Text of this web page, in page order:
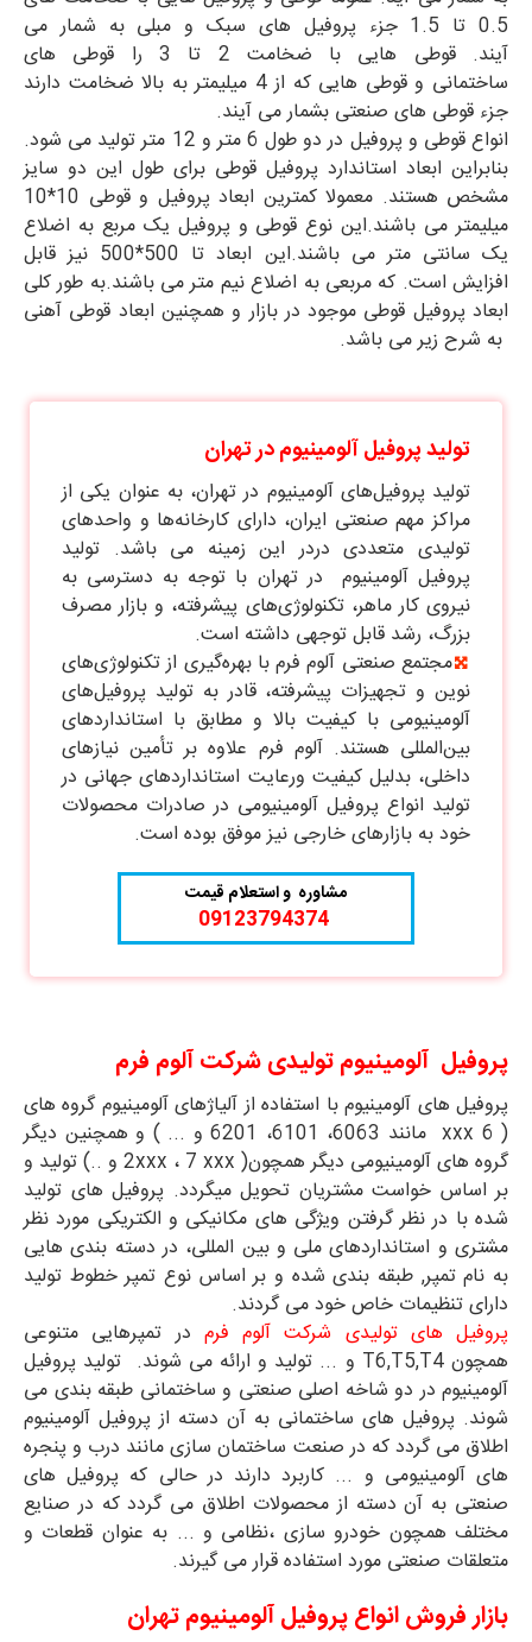
0.5 تا 1.5 جزء پروفیل های سبک و مبلی به شمار می
آیند. قوطی هایی با ضخامت 2 تا 3 را قوطی های
ساختمانی و قوطی هایی که از 4 میلیمتر به بالا ضخامت دارند
جزء قوطی های صنعتی بشمار می آیند.
انواع قوطی و پروفیل در دو طول 6 متر و 12 متر تولید می شود.
بنابراین ابعاد استاندارد پروفیل قوطی برای طول این دو سایز
مشخص هستند. معمولا کمترین ابعاد پروفیل و قوطی 10*10
میلیمتر می باشند.این نوع قوطی و پروفیل یک مربع به اضلاع
یک سانتی متر می باشند.این ابعاد تا 500*500 نیز قابل
افزایش است. که مربعی به اضلاع نیم متر می باشند.به طور کلی
ابعاد پروفیل قوطی موجود در بازار و همچنین ابعاد قوطی آهنی
به شرح زیر می باشد.
تولید پروفیل آلومینیوم در تهران
تولید پروفیل‌های آلومینیوم در تهران، به عنوان یکی از
مراکز مهم صنعتی ایران، دارای کارخانه‌ها و واحدهای
تولیدی متعددی دردر این زمینه می باشد. تولید
پروفیل آلومینیوم در تهران با توجه به دسترسی به
نیروی کار ماهر، تکنولوژی‌های پیشرفته، و بازار مصرف
بزرگ، رشد قابل توجهی داشته است.
مجتمع صنعتی آلوم فرم با بهره‌گیری از تکنولوژی‌های
نوین و تجهیزات پیشرفته، قادر به تولید پروفیل‌های
آلومینیومی با کیفیت بالا و مطابق با استانداردهای
بین‌المللی هستند. آلوم فرم علاوه بر تأمین نیازهای
داخلی، بدلیل کیفیت ورعایت استانداردهای جهانی در
تولید انواع پروفیل آلومینیومی در صادرات محصولات
خود به بازارهای خارجی نیز موفق بوده است.
مشاوره و استعلام قیمت
09123794374
پروفیل آلومینیوم تولیدی شرکت آلوم فرم
پروفیل های آلومینیوم با استفاده از آلیاژهای آلومینیوم گروه های
( 6 xxx مانند 6063، 6101، 6201 و ... ) و همچنین دیگر
گروه های آلومینیومی دیگر همچون( 2xxx ، 7 xxx و ..) تولید و
بر اساس خواست مشتریان تحویل میگردد. پروفیل های تولید
شده با در نظر گرفتن ویژگی های مکانیکی و الکتریکی مورد نظر
مشتری و استانداردهای ملی و بین المللی، در دسته بندی هایی
به نام تمپر, طبقه بندی شده و بر اساس نوع تمپر خطوط تولید
دارای تنظیمات خاص خود می گردند.
پروفیل های تولیدی شرکت آلوم فرم در تمپرهایی متنوعی
همچون T6,T5,T4 و ... تولید و ارائه می شوند. تولید پروفیل‌
آلومینیوم در دو شاخه اصلی صنعتی و ساختمانی طبقه بندی می
شوند. پروفیل های ساختمانی به آن دسته از پروفيل‌ آلومينيوم
اطلاق می گردد که در صنعت ساختمان سازی مانند درب و پنجره
های آلومینیومی و ... کاربرد دارند در حالی که پروفیل های
صنعتی به آن دسته از محصولات اطلاق می گردد که در صنایع
مختلف همچون خودرو سازی ،نظامی و ... به عنوان قطعات و
متعلقات صنعتی مورد استفاده قرار می گیرند.
بازار فروش انواع پروفیل آلومینیوم تهران